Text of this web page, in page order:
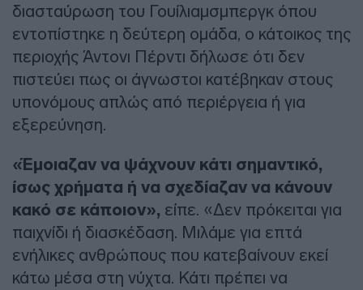
διασταύρωση του Γουίλιαμσμπεργκ όπου
εντοπίστηκε η δεύτερη ομάδα, ο κάτοικος της
περιοχής Άντονι Πέρντι δήλωσε ότι δεν
πιστεύει πως οι άγνωστοι κατέβηκαν στους
υπονόμους απλώς από περιέργεια ή για
εξερεύνηση.
«Έμοιαζαν να ψάχνουν κάτι σημαντικό,
ίσως χρήματα ή να σχεδίαζαν να κάνουν
κακό σε κάποιον», είπε. «Δεν πρόκειται για
παιχνίδι ή διασκέδαση. Μιλάμε για επτά
ενήλικες ανθρώπους που κατεβαίνουν εκεί
κάτω μέσα στη νύχτα. Κάτι πρέπει να